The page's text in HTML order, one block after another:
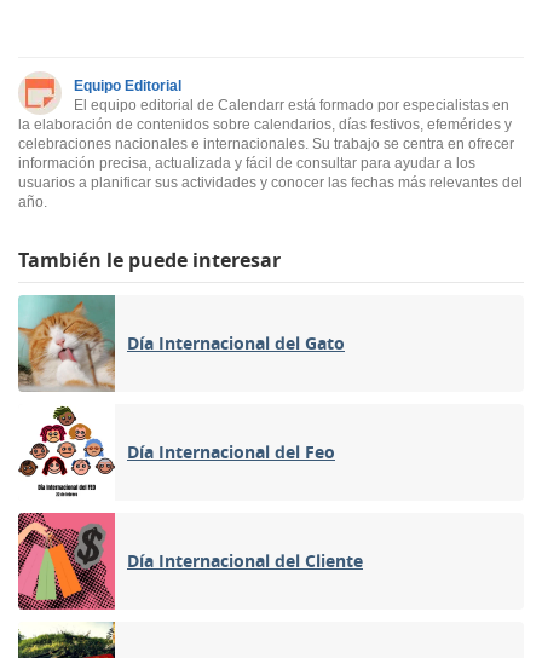
Equipo Editorial
El equipo editorial de Calendarr está formado por especialistas en
la elaboración de contenidos sobre calendarios, días festivos, efemérides y
celebraciones nacionales e internacionales. Su trabajo se centra en ofrecer
información precisa, actualizada y fácil de consultar para ayudar a los
usuarios a planificar sus actividades y conocer las fechas más relevantes del
año.
También le puede interesar
Día Internacional del Gato
Día Internacional del Feo
Día Internacional del Cliente